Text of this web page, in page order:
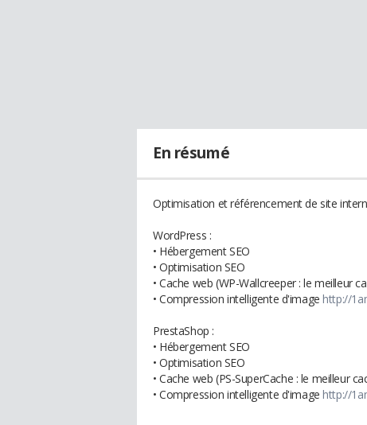
En résumé
Optimisation et référencement de site
WordPress :
• Hébergement SEO
• Optimisation SEO
• Cache web (WP-Wallcreeper : le meilleur
• Compression intelligente d'imagehttp://
PrestaShop :
• Hébergement SEO
• Optimisation SEO
• Cache web (PS-SuperCache : le meilleur
• Compression intelligente d'imagehttp://